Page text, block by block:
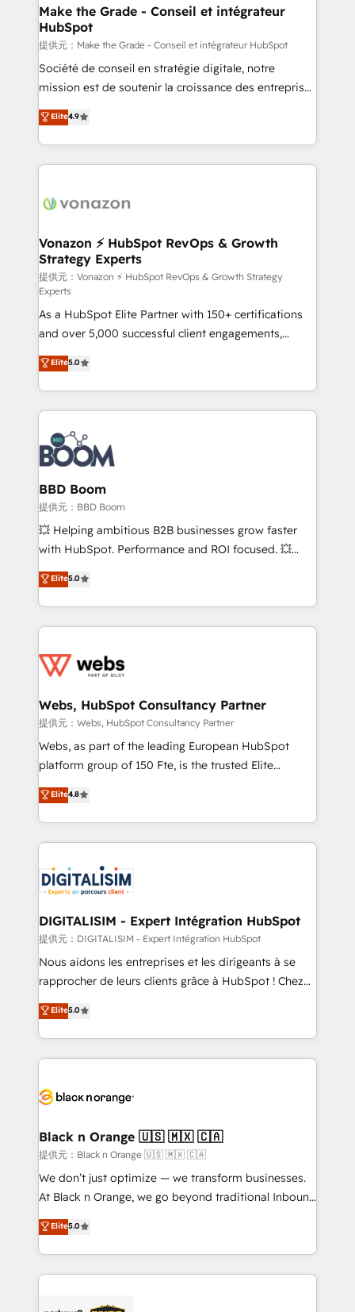
avec un engagement total, alignant processus
métiers et technologie, et guidant vos équipes à
travers le changement, tout en centrant vos objectifs
d’entreprise. Grâce à une méthodologie éprouvée
auprès de plus de 400 clients, nous comprenons
HubSpot dans votre organisation. Pour toute
question technique ou besoin de structuration de
Make the Grade - Conseil et intégrateur
HubSpot
提供元：Make the Grade - Conseil et intégrateur HubSpot
Société de conseil en stratégie digitale, notre
mission est de soutenir la croissance des entreprises
B2B à travers l’acquisition de nouveaux clients,
l'intégration CRM et le développement des revenus
auprès de vos comptes existants. En France et à
l'international, nous travaillons avec des ETI
delà d’une simple transformation digitale et des
➤ L’intégration de CRM et de méthodologie RevOps
pour aligner les équipes marketing, commerciales et
support client (data migration, synchronisation API,
audit et maintenance) ➤ La création de sites internet
de conversion qui transforment les visiteurs en
opportunités d'affaires ➤ La mise en place de
stratégies d'acquisition marketing (SEO, SEA,
inbound, automatisation marketing, ABM, IA,
emailing) Informations clés : - 10 ans d'expérience -
100+ intégrations CRM HubSpot réussies - 40
experts conseil - 150 certifications HubSpot
cumulées
Elite4.9
Vonazon ⚡ HubSpot RevOps & Growth
Strategy Experts
提供元：Vonazon ⚡ HubSpot RevOps & Growth Strategy
Experts
As a HubSpot Elite Partner with 150+ certifications
and over 5,000 successful client engagements,
Vonazon turns marketing complexity into
measurable, scalable growth. From onboarding to
enterprise-grade campaigns, our in-house team
builds scalable strategies that drive long-term
revenue. ⚙️ HubSpot Integration & Optimization •
Seamless CRM, CMS, and automation setup •
Complex platform migrations and data cleanups •
Custom APIs and third-party integrations 📈 End-to-
End Revenue Acceleration • Lifecycle marketing and
pipeline growth programs • Sales enablement tools
and CRM optimization • Retention strategies with
Execution • 750+ onboardings and 2,000+
implementations • Deep expertise across marketing,
Elite5.0
BBD Boom
提供元：BBD Boom
💥 Helping ambitious B2B businesses grow faster
with HubSpot. Performance and ROI focused. 💥
BBD Boom is the HubSpot partner that can help you
to HubSpot Better. We work with your teams to
solve all your HubSpot challenges and improve user
adoption, sales process and marketing results.
the first time 🔧 Designing and optimising your
and build using HubSpot 🔌 Integrating HubSpot
with other systems 🎓 Training your teams to be
HubSpot pros 📊 Lead generation services using
HubSpot Why us? - SIX HubSpot Accreditations -
CRM, Solutions Architecture, Onboarding , Data
Migration, Custom Integration & Platform
team of 25+ experts Contact us today to help you
get more from your investment in HubSpot.
Elite5.0
Webs, HubSpot Consultancy Partner
提供元：Webs, HubSpot Consultancy Partner
Webs, as part of the leading European HubSpot
platform group of 150 Fte, is the trusted Elite
HubSpot CRM Partner offering you a roadmap on
maximizing EBITDA and achieving Commercial
Excellence. With our targeted processes, we
strengthen your digital transformation and minimize
Implementation partner, we provide expertise to
drive your business forward. Since 2015 we are fully
dedicated to HubSpot and with an experienced
team (50+), we work with reputable companies in
B2B sectors such as manufacturing, SaaS and
business services. We prepare a customized
impact of your digital transformation, including a
detailed financial rationale with a focus on ROI and
embark on a transformational journey that sets your
business up for long-term success. Unlock your
business. If not now, when?
Elite4.8
DIGITALISIM - Expert Intégration HubSpot
提供元：DIGITALISIM - Expert Intégration HubSpot
Nous aidons les entreprises et les dirigeants à se
rapprocher de leurs clients grâce à HubSpot ! Chez
DIGITALISIM, nous avons l'intime conviction que la
réussite des entreprises passe par l’innovation web,
le marketing digital, et la relation client ! C'est
pourquoi, nos experts sont à la fois capables de
référencement, votre stratégie digitale et le pilotage
projet HubSpot avec DIGITALISIM : 🧽 Nettoyage,
migration et intégration des bases de données. 🚀
Développement des interfaces avec vos logiciels
métiers ⚙️ Configuration de la plateforme HubSpot
Book Process & Guidelines utilisateurs 🎓
Formations des utilisateurs
Elite5.0
Black n Orange 🇺🇸 🇲🇽 🇨🇦
提供元：Black n Orange 🇺🇸 🇲🇽 🇨🇦
We don’t just optimize — we transform businesses.
At Black n Orange, we go beyond traditional Inbound
Marketing with our exclusive methodologies:
BOOMS and BOOST. Together, they form a powerful
combination that has driven success for over 800
businesses worldwide. As Elite HubSpot Partners, we
Elite5.0